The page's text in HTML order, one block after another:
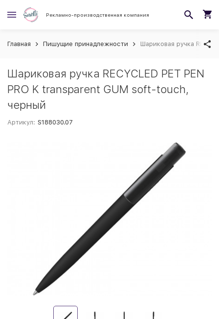
Рекламно-производственная компания
Главная Пишущие принадлежности Шариковая ручка
Шариковая ручка RECYCLED PET PEN
PRO K transparent GUM soft-touch,
черный
Артикул: S188030.07